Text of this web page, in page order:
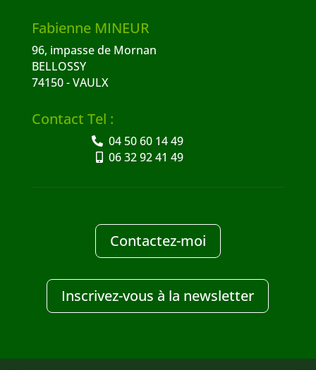
Fabienne MINEUR
96, impasse de Mornan
BELLOSSY
74150 - VAULX
Contact Tel :
04 50 60 14 49
06 32 92 41 49
Contactez-moi
Inscrivez-vous à la newsletter